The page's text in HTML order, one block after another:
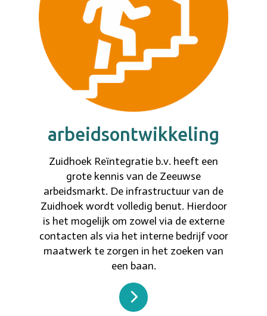
arbeidsontwikkeling
Zuidhoek Reïntegratie b.v. heeft een
grote kennis van de Zeeuwse
arbeidsmarkt. De infrastructuur van de
Zuidhoek wordt volledig benut. Hierdoor
is het mogelijk om zowel via de externe
contacten als via het interne bedrijf voor
maatwerk te zorgen in het zoeken van
een baan.